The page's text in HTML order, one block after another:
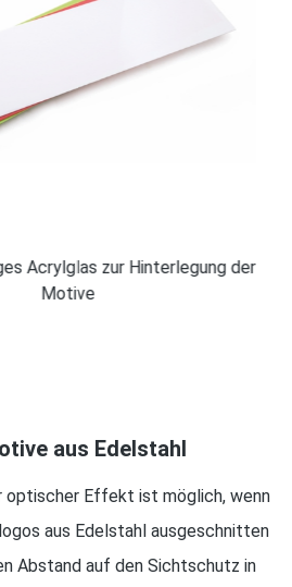
Acrylglas zur Hinterlegung der
Motive
aus Edelstahl
optischer Effekt ist möglich, wenn
aus Edelstahl ausgeschnitten
Abstand auf den Sichtschutz in